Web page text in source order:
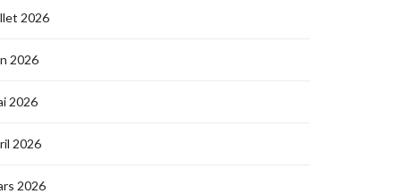
2026
2026
2026
2026
2026